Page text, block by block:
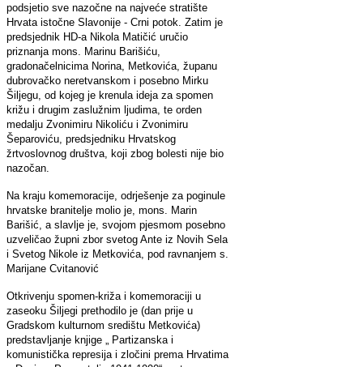
podsjetio sve nazočne na najveće stratište
Hrvata istočne Slavonije - Crni potok. Zatim je
predsjednik HD-a Nikola Matičić uručio
priznanja mons. Marinu Barišiću,
gradonačelnicima Norina, Metkovića, županu
dubrovačko neretvanskom i posebno Mirku
Šiljegu, od kojeg je krenula ideja za spomen
križu i drugim zaslužnim ljudima, te orden
medalju Zvonimiru Nikoliću i Zvonimiru
Šeparoviću, predsjedniku Hrvatskog
žrtvoslovnog društva, koji zbog bolesti nije bio
nazočan.
Na kraju komemoracije, odrješenje za poginule
hrvatske branitelje molio je, mons. Marin
Barišić, a slavlje je, svojom pjesmom posebno
uzveličao župni zbor svetog Ante iz Novih Sela
i Svetog Nikole iz Metkovića, pod ravnanjem s.
Marijane Cvitanović
Otkrivenju spomen-križa i komemoraciji u
zaseoku Šiljegi prethodilo je (dan prije u
Gradskom kulturnom središtu Metkovića)
predstavljanje knjige „ Partizanska i
komunistička represija i zločini prema Hrvatima